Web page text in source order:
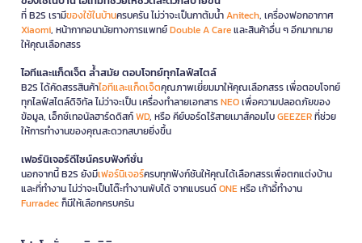
ที่ B2S เรามีของใช้ในบ้านครบครัน ไม่ว่าจะเป็นกาต้มน้ำAnitech, เครื่องฟอกอากาศ
Xiaomi, หน้ากากอนามัยทางการแพทย์Double A Careและสินค้าอื่น ๆ อีกมากมาย
ให้คุณเลือกสรร
ไอทีและแก็ดเจ็ต ล้ำสมัย ตอบโจทย์ทุกไลฟ์สไตล์
B2S ได้คัดสรรสินค้าไอทีและแก็ดเจ็ตคุณภาพเยี่ยมมาให้คุณเลือกสรร เพื่อตอบโจทย์
ทุกไลฟ์สไตล์ดิจิทัล ไม่ว่าจะเป็น เครื่องทำลายเอกสารNEOเพื่อความปลอดภัยของ
ข้อมูล, เอ็กซ์เทอนัลฮาร์ดดิสก์WD, หรือ คีย์บอร์ดไร้สายเมาส์คอมโบGEEZERที่ช่วย
ให้การทำงานของคุณสะดวกสบายยิ่งขึ้น
เฟอร์นิเจอร์ดีไซน์ครบฟังก์ชั่น
นอกจากนี้ B2S ยังมีเฟอร์นิเจอร์ครบทุกฟังก์ชันให้คุณได้เลือกสรรเพื่อตกแต่งบ้าน
และที่ทำงาน ไม่ว่าจะเป็นโต๊ะทำงานพับได้ จากแบรนด์ONEหรือ เก้าอี้ทำงาน
Furradecก็มีให้เลือกครบครัน